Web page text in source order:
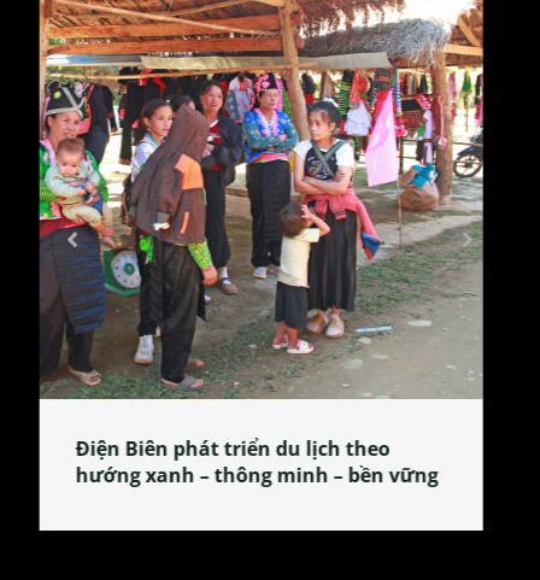
Làng làm bánh tẻ Phú Nhi – nơi lan
tỏa đặc sản xứ Đoài